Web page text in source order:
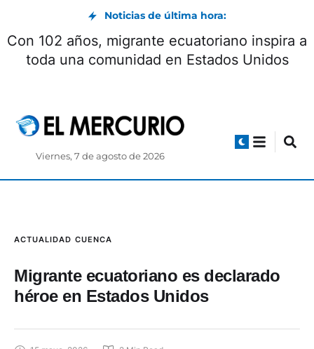
Noticias de última hora:
Con 102 años, migrante ecuatoriano inspira a
toda una comunidad en Estados Unidos
Viernes, 7 de agosto de 2026
ACTUALIDAD CUENCA
Migrante ecuatoriano es declarado
héroe en Estados Unidos